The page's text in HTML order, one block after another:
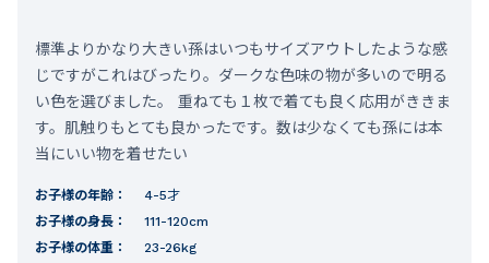
標準よりかなり大きい孫はいつもサイズアウトしたような感
じですがこれはびったり。ダークな色味の物が多いので明る
い色を選びました。 重ねても１枚で着ても良く応用がききま
す。肌触りもとても良かったです。数は少なくても孫には本
当にいい物を着せたい
お子様の年齢：
4-5才
お子様の身長：
111-120cm
お子様の体重：
23-26kg